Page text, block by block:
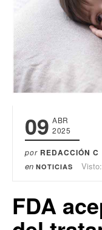
09 ABR
2025
por REDACCIÓN C
en NOTICIAS
FDA